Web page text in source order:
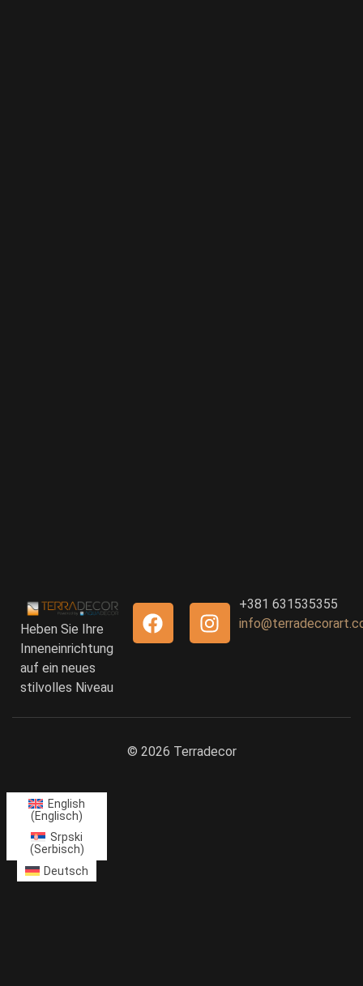
Heben Sie Ihre
Inneneinrichtung
auf ein neues
stilvolles Niveau
+381 631535355
© 2026 Terradecor
English
(Englisch)
Srpski
(Serbisch)
Deutsch